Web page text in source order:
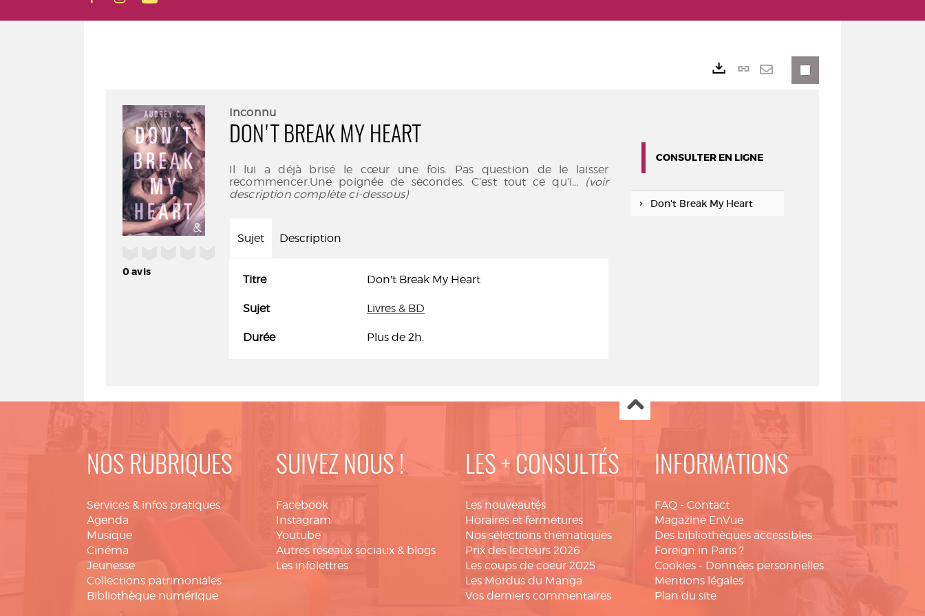
0avis
Inconnu
DON'T BREAK MY HEART
Il lui a déjà brisé le cœur une fois. Pas question de le laisser
recommencer.Une poignée de secondes. C’est tout ce qu’i... (voir
description complète ci-dessous)
Sujet Description
Titre Don't Break My Heart
Sujet Livres & BD
Durée Plus de 2h.
Lien
CONSULTER EN LIGNE
Don't Break My Heart
NOS RUBRIQUES
Services & infos pratiques
Agenda
Musique
Cinéma
Jeunesse
Collections patrimoniales
Bibliothèque numérique
SUIVEZ NOUS !
Facebook
Instagram
Youtube
Autres réseaux sociaux & blogs
Les infolettres
LES + CONSULTÉS
Les nouveautés
Horaires et fermetures
Nos sélections thématiques
Prix des lecteurs 2026
Les coups de coeur 2025
Les Mordus du Manga
Vos derniers commentaires
INFORMATIONS
FAQ - Contact
Magazine EnVue
Des bibliothèques accessibles
Foreign in Paris ?
Cookies - Données personnelles
Mentions légales
Plan du site